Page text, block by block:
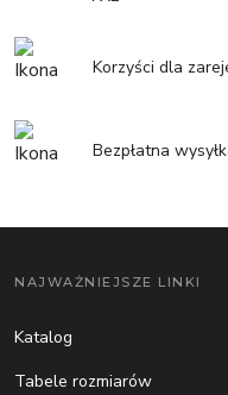
Korzyści dla
Bezpłatna
NAJWAŻNIEJSZE LINKI
Katalog
Tabele rozmiarów